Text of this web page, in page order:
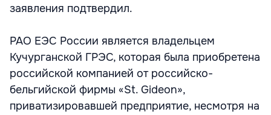
заявления подтвердил.
РАО ЕЭС России является владельцем
Кучурганской ГРЭС, которая была приобретена
российской компанией от российско-
бельгийской фирмы «St. Gideon»,
приватизировавшей предприятие, несмотря на